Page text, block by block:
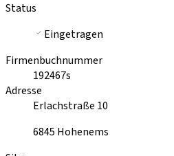
Status
Eingetragen
Firmenbuchnummer
192467s
Adresse
Erlachstraße 10
6845 Hohenems